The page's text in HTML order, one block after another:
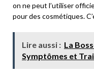
on ne peut l’utiliser
pour des cosmétiques.
Lire aussi : La
Symptômes et